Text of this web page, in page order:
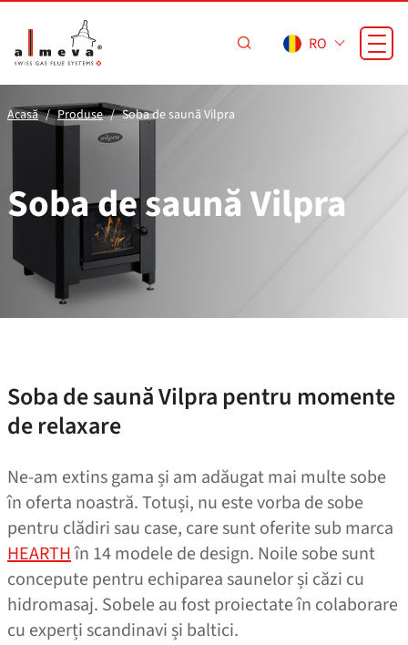
RO
Acasă Produse Soba de saună Vilpra
Soba de saună Vilpra
Soba de saună Vilpra pentru momente
de relaxare
Ne-am extins gama și am adăugat mai multe sobe
în oferta noastră. Totuși, nu este vorba de sobe
pentru clădiri sau case, care sunt oferite sub marca
HEARTHîn 14 modele de design. Noile sobe sunt
concepute pentru echiparea saunelor și căzi cu
hidromasaj. Sobele au fost proiectate în colaborare
cu experți scandinavi și baltici.